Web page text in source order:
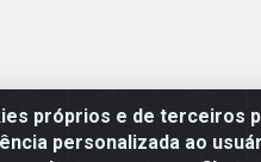
próprios e de terceiros
personalizada ao